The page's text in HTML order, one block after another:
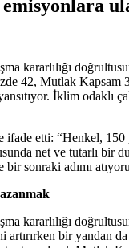
kararlılığı
42, Mutlak
İklim
ifade etti: “Henkel,
net ve tutarlı bir
sonraki adımı
kararlılığı
bir yandan